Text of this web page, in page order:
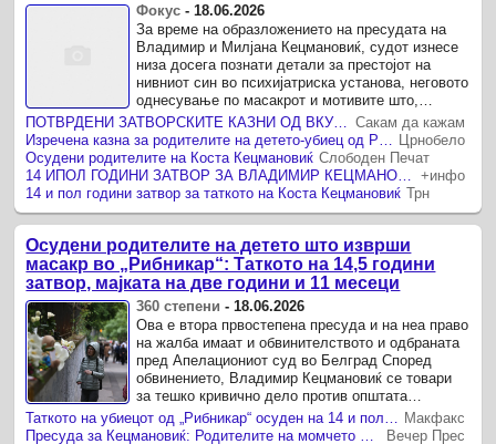
Фокус - 18.06.2026
За време на образложението на пресудата на
Владимир и Милјана Кецмановиќ, судот изнесе
низа досега познати детали за престојот на
нивниот син во психијатриска установа, неговото
однесување по масакрот и мотивите што,
според утврдените факти, му претходеле на
злосторството.
ПОТВРДЕНИ ЗАТВОРСКИТЕ КАЗНИ ОД ВКУПНО 17,5 ГОДИНИ ЗА РОДИТЕЛИТЕ НА ДЕТЕТО КОЕ ИЗВРШИ МАСАКР ВО ОСНОВНО ШКОЛО ВО БЕЛГРАД
Сакам да кажам
Црнобело
Осудени родителите на Коста Кецмановиќ Слободен Печат
+инфо
14 и пол години затвор за таткото на Коста Кецмановиќ Трн
Осудени родителите на детето што изврши
масакр во „Рибникар“: Таткото на 14,5 години
затвор, мајката на две години и 11 месеци
360 степени -18.06.2026
Ова е втора првостепена пресуда и на неа право
на жалба имаат и обвинителството и одбраната
пред Апелациониот суд во Белград Според
обвинението, Владимир Кецмановиќ се товари
за тешко кривично дело против општата
сигурност и занемарување и злоупотреба на
малолетно лице, додека ...
Таткото на убиецот од „Рибникар“ осуден на 14 и пол години затвор, а мајката на две години и 11 месеци Макфакс
Пресуда за Кецмановиќ: Родителите на момчето убиец од „Рибникар“ одат во затвор
Вечер Прес